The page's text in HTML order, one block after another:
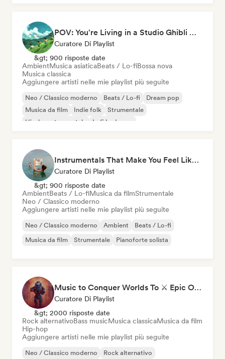
POV: You're Living in a Studio Ghibli Movie 🌱 Neo-Classical Piano & Dream Pop
Curatore Di Playlist
&gt; 900 risposte date
AmbientMusica asiaticaBeats / Lo-fiBossa nova
Musica classica
Aggiungere artisti nelle mie playlist più seguite
Neo / Classico moderno Beats / Lo-fi
Dream pop
Musica da film
Indie folk
Strumentale
Hip-hop strumentale
Lofi bedroom
Instrumentals That Make You Feel Like Floating
Curatore Di Playlist
&gt; 900 risposte date
AmbientBeats / Lo-fiMusica da filmStrumentale
Neo / Classico moderno
Aggiungere artisti nelle mie playlist più seguite
Neo / Classico moderno Ambient
Beats / Lo-fi
Musica da film
Strumentale Pianoforte solista
Music to Conquer Worlds To ⚔️ Epic Orchestral, Cinematic & Trailer Music
Curatore Di Playlist
&gt; 2000 risposte date
Rock alternativoBass musicMusica classicaMusica da film
Hip-hop
Aggiungere artisti nelle mie playlist più seguite
Neo / Classico moderno Rock alternativo